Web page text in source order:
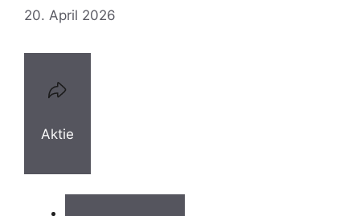
20. April 2026
Aktie